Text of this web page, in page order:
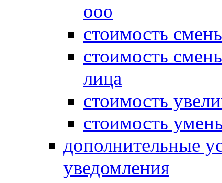
ооо
стоимость
стоимость
лица
стоимость
стоимость
дополнительные
уведомления